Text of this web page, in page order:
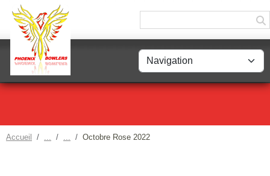
Accueil Octobre Rose 2022
Panneau de gestion des cookies